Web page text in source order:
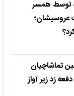
توسط همسر
عروسیشان؛
تماشاچیان
زد زیر آواز